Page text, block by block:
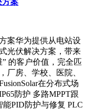
方案
案华为提供从电站设
光伏解决方案，带来
的客户价值，完全匹
厂房、学校、医院、
在分布式场
防护 多路MPPT跟
PID防护与修复 PLC